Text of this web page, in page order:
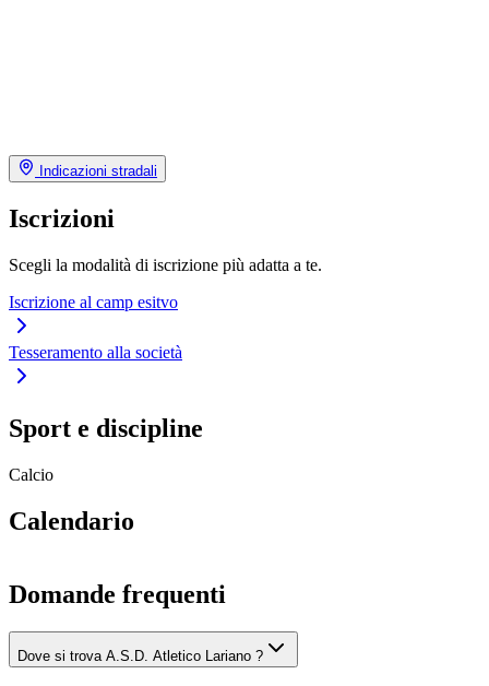
Indicazioni stradali
Iscrizioni
Scegli la modalità di iscrizione più adatta a te.
Iscrizione al camp esitvo
Tesseramento alla società
Sport e discipline
Calcio
Calendario
Domande frequenti
Dove si trova A.S.D. Atletico Lariano ?